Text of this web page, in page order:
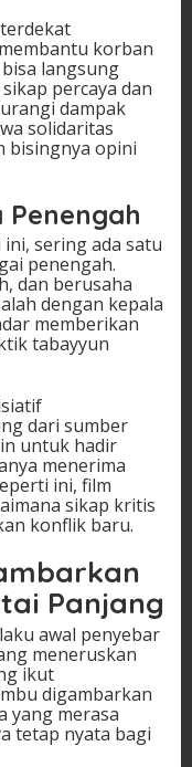
korban
langsung
percaya dan
dampak
solidaritas
bisingnya opini
Penengah
sering ada satu
penengah.
dan berusaha
dengan kepala
memberikan
tabayyun
dari sumber
untuk hadir
menerima
ini, film
sikap kritis
konflik baru.
Panjang
awal penyebar
meneruskan
ikut
digambarkan
yang merasa
tetap nyata bagi